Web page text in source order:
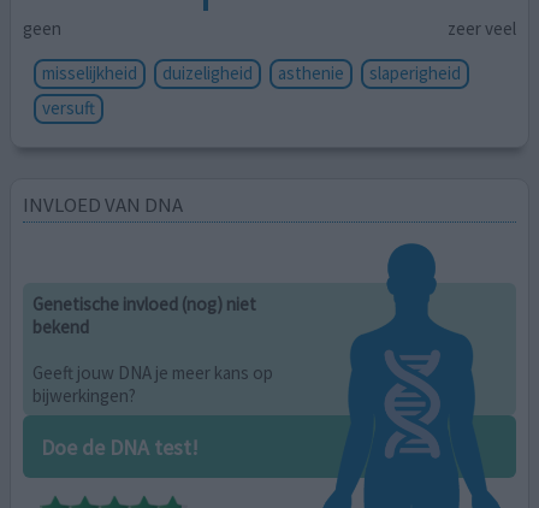
geen
zeer veel
misselijkheid
duizeligheid asthenie
slaperigheid
versuft
INVLOED VAN DNA
Genetische invloed (nog) niet
bekend
Geeft jouw DNA je meer kans op
bijwerkingen?
Doe de DNA test!